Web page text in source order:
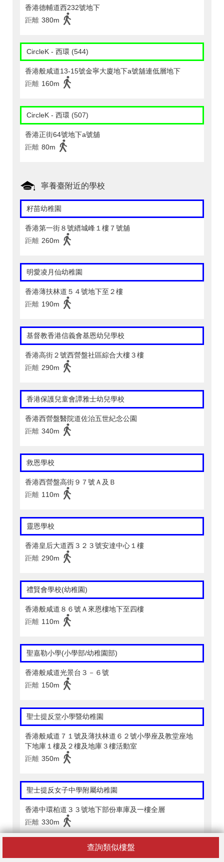
查詢類似樓盤
香港德輔道西232號地下
距離 380m
CircleK - 西環 (544)
香港般咸道13-15號金寧大廈地下a號舖連低層地下
距離 160m
CircleK - 西環 (507)
香港正街64號地下a號舖
距離 80m
寧養臺附近的學校
籽苗幼稚園
香港第一街８號縉城峰１樓７號舖
距離 260m
明愛凌月仙幼稚園
香港薄扶林道５４號地下至２樓
距離 190m
基督教香港信義會基恩幼兒學校
香港高街２號西營盤社區綜合大樓３樓
距離 290m
香港保護兒童會譚雅士幼兒學校
香港西營盤醫院道佐治五世紀念公園
距離 340m
救恩學校
香港西營盤高街９７號Ａ及Ｂ
距離 110m
靈恩學校
香港皇后大道西３２３號安達中心１樓
距離 290m
禮賢會學校(幼稚園)
香港般咸道８６號Ａ來恩樓地下至四樓
距離 110m
聖嘉勒小學(小學部/幼稚園部)
香港般咸道光景台３－６號
距離 150m
聖士提反堂小學暨幼稚園
香港般咸道７１號及薄扶林道６２號小學座及教堂座地
下地庫１樓及２樓及地庫３樓活動室
距離 350m
聖士提反女子中學附屬幼稚園
香港中環柏道３３號地下部份車庫及一樓全層
距離 330m
仁濟醫院郭子樑幼稚園